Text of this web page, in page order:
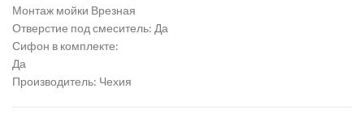
Монтаж мойки Врезная
Отверстие под смеситель: Да
Сифон в комплекте:
Да
Производитель: Чехия